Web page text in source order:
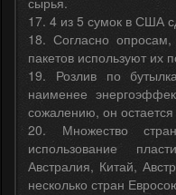
17. 4 из 5 сумок в США
18. Согласно опросам,
пакетов используют их
19. Розлив по
наименее
сожалению, он
20. Множество
использование
Австралия, Китай,
несколько стран